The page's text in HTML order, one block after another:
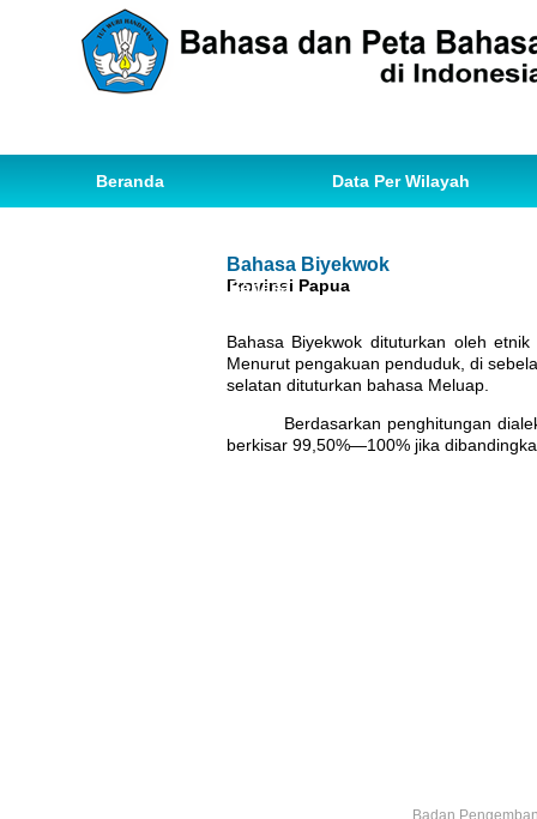
Beranda Data Per Wilayah
Ihwal Pemetaan Bahasa
Bahasa Biyekwok
Provinsi Papua
Bahasa Biyekwok dituturkan oleh
Menurut pengakuan penduduk, di
selatan dituturkan bahasa Meluap.
Berdasarkan penghitungan
berkisar 99,50%—100% jika
Badan